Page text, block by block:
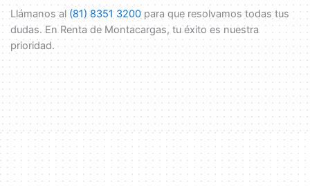
Llámanos al (81) 8351 3200 para que resolvamos todas tus
dudas. En Renta de Montacargas, tu éxito es nuestra
prioridad.